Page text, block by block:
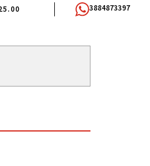
COMUNITARIO DE HUACALERA
3884873397